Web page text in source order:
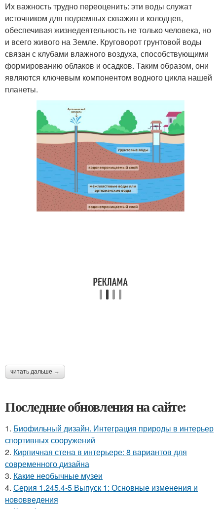
Их важность трудно переоценить: эти воды служат
источником для подземных скважин и колодцев,
обеспечивая жизнедеятельность не только человека, но
и всего живого на Земле. Круговорот грунтовой воды
связан с клубами влажного воздуха, способствующими
формированию облаков и осадков. Таким образом, они
являются ключевым компонентом водного цикла нашей
планеты.
читать дальше →
Последние обновления на сайте:
1. Биофильный дизайн. Интеграция природы в интерьер
спортивных сооружений
2. Кирпичная стена в интерьере: 8 вариантов для
современного дизайна
3. Какие необычные музеи
4. Серия 1.245.4-5 Выпуск 1: Основные изменения и
нововведения